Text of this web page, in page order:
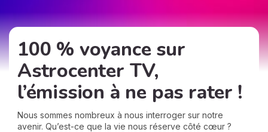
100 % voyance sur
Astrocenter TV,
l’émission à ne pas rater !
Nous sommes nombreux à nous interroger sur notre
avenir. Qu’est-ce que la vie nous réserve côté cœur ?